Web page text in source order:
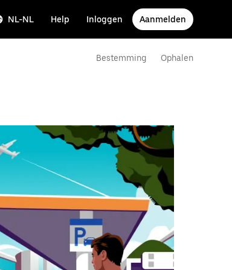
NL-NL Help Inloggen Aanmelden
Bestemming Ophalen